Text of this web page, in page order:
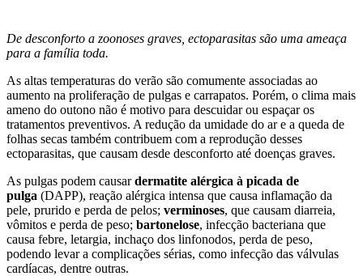
De desconforto a zoonoses graves, ectoparasitas são uma ameaça
para a família toda.
As altas temperaturas do verão são comumente associadas ao
aumento na proliferação de pulgas e carrapatos. Porém, o clima mais
ameno do outono não é motivo para descuidar ou espaçar os
tratamentos preventivos. A redução da umidade do ar e a queda de
folhas secas também contribuem com a reprodução desses
ectoparasitas, que causam desde desconforto até doenças graves.
As pulgas podem causardermatite alérgica à picada de
pulga (DAPP), reação alérgica intensa que causa inflamação da
pele, prurido e perda de pelos; verminoses, que causam diarreia,
vômitos e perda de peso; bartonelose, infecção bacteriana que
causa febre, letargia, inchaço dos linfonodos, perda de peso,
podendo levar a complicações sérias, como infecção das válvulas
cardíacas, dentre outras.